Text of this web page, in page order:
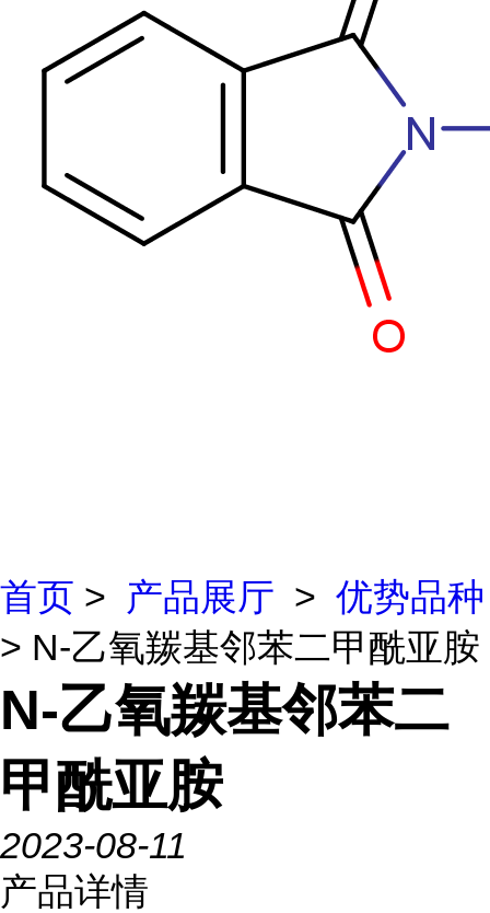
首页 > 产品展厅 > 优势品种
> N-乙氧羰基邻苯二甲酰亚胺
N-乙氧羰基邻苯二
甲酰亚胺
2023-08-11
产品详情